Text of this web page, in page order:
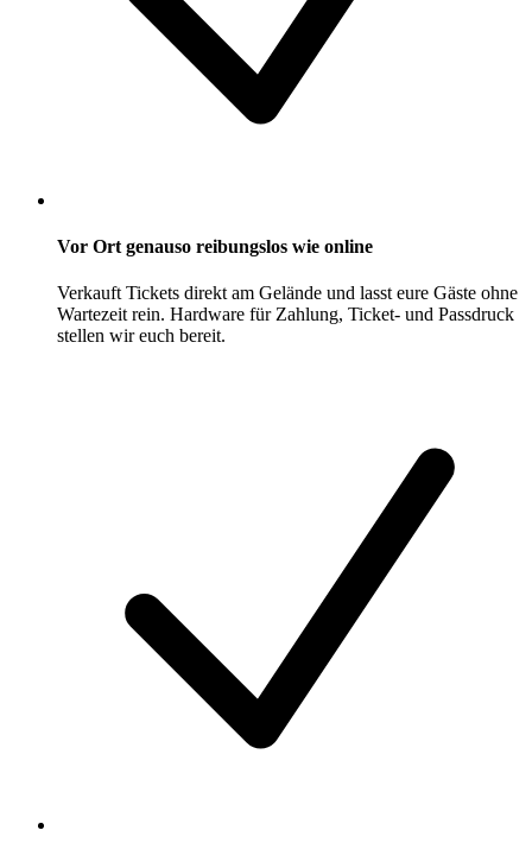
Vor Ort genauso reibungslos wie online
Verkauft Tickets direkt am Gelände und lasst eure Gäste ohne
Wartezeit rein. Hardware für Zahlung, Ticket- und Passdruck
stellen wir euch bereit.